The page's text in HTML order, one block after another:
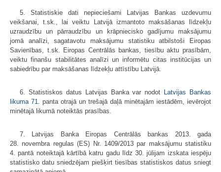
5. Statistiskie dati nepieciešami Latvijas Bankas uzdevumu
veikšanai, t.sk., lai veiktu Latvijā izmantoto maksāšanas līdzekļu
uzraudzību un pārraudzību un krāpniecisko gadījumu maksājumu
jomā analīzi, sagatavotu maksājumu statistiku atbilstoši Eiropas
Savienības, t.sk. Eiropas Centrālās bankas, tiesību aktu prasībām,
veiktu finanšu stabilitātes analīzi un informētu citas institūcijas un
sabiedrību par maksāšanas līdzekļu attīstību Latvijā.
6. Statistiskos datus Latvijas Banka var nodot Latvijas Bankas
likuma 71.
panta otrajā un trešajā daļā minētajām iestādēm, ievērojot
minētajā likumā noteiktās prasības.
7. Latvijas Banka Eiropas Centrālās bankas 2013. gada
28. novembra regulas (ES) Nr. 1409/2013 par maksājumu statistiku
4. pantā noteiktajā kārtībā katru gadu līdz 30. jūlijam izskata iespēju
statistisko datu sniedzējam piešķirt tiesības statistiskos datus sniegt